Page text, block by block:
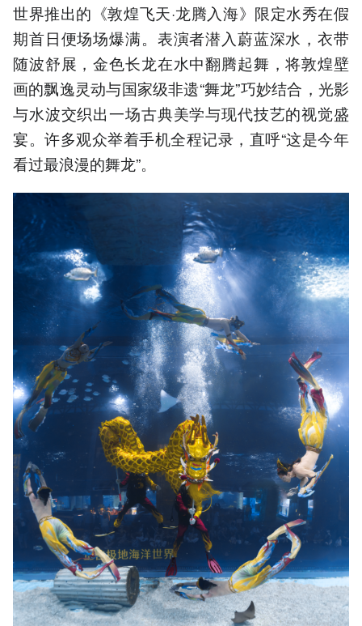
世界推出的《敦煌飞天·龙腾入海》限定水秀在假
期首日便场场爆满。表演者潜入蔚蓝深水，衣带
随波舒展，金色长龙在水中翻腾起舞，将敦煌壁
画的飘逸灵动与国家级非遗“舞龙”巧妙结合，光影
与水波交织出一场古典美学与现代技艺的视觉盛
宴。许多观众举着手机全程记录，直呼“这是今年
看过最浪漫的舞龙”。